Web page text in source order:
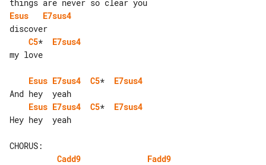
Esus
E7sus4
C5* E7sus4
my love
Esus E7sus4 C5* E7sus4
Esus E7sus4 C5* E7sus4
Hey hey  yeah
Cadd9
Fadd9